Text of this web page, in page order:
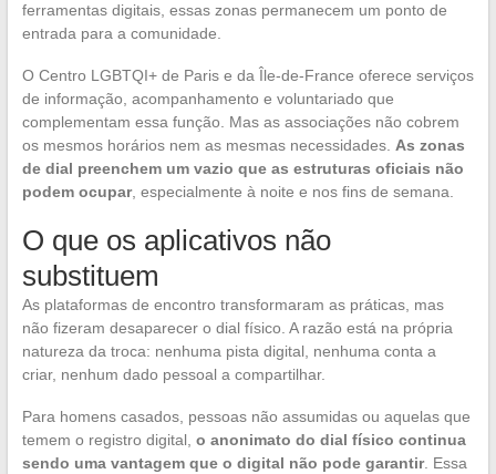
ferramentas digitais, essas zonas permanecem um ponto de
entrada para a comunidade.
O Centro LGBTQI+ de Paris e da Île-de-France oferece serviços
de informação, acompanhamento e voluntariado que
complementam essa função. Mas as associações não cobrem
os mesmos horários nem as mesmas necessidades. As zonas
de dial preenchem um vazio que as estruturas oficiais não
podem ocupar, especialmente à noite e nos fins de semana.
O que os aplicativos não
substituem
As plataformas de encontro transformaram as práticas, mas
não fizeram desaparecer o dial físico. A razão está na própria
natureza da troca: nenhuma pista digital, nenhuma conta a
criar, nenhum dado pessoal a compartilhar.
Para homens casados, pessoas não assumidas ou aquelas que
temem o registro digital, o anonimato do dial físico continua
sendo uma vantagem que o digital não pode garantir. Essa